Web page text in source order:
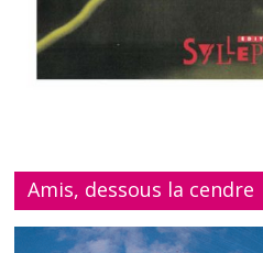
Amis, dessous la cendre